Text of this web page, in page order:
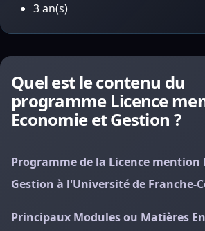
3 an(s)
Quel est le contenu du
programme Licence
Economie et Gestion ?
Programme de la Licence mention
Gestion à l'Université de Franche-
Principaux Modules ou Matières